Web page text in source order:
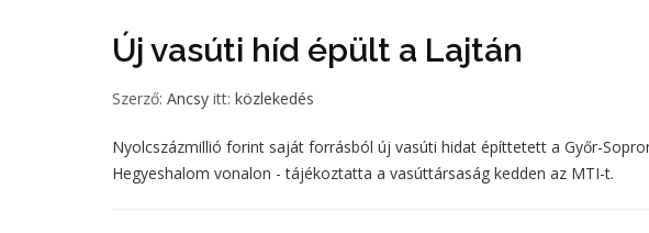
Új vasúti híd épült a Lajtán
Szerző: Ancsy itt: közlekedés
Nyolcszázmillió forint saját forrásból új vasúti hidat építtetett a Győr-
Hegyeshalom vonalon - tájékoztatta a vasúttársaság kedden az MTI-t.